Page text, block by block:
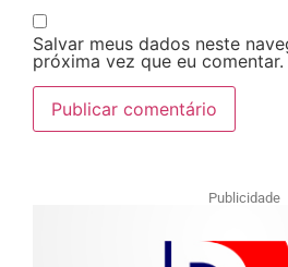
Salvar meus dados neste
próxima vez que eu comentar.
Publicidade